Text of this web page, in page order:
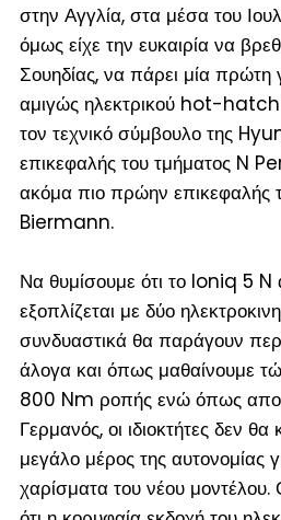
στην Αγγλία, στα μέσα του
όμως είχε την ευκαιρία να
Σουηδίας, να πάρει μία πρώτη
αμιγώς ηλεκτρικού hot-hatch
τον τεχνικό σύμβουλο της
επικεφαλής του τμήματος N
ακόμα πιο πρώην επικεφαλής
Biermann.
Να θυμίσουμε ότι το Ioniq 5 N
εξοπλίζεται με δύο
συνδυαστικά θα παράγουν
άλογα και όπως μαθαίνουμε
800 Nm ροπής ενώ όπως
Γερμανός, οι ιδιοκτήτες δεν
μεγάλο μέρος της αυτονομίας
χαρίσματα του νέου